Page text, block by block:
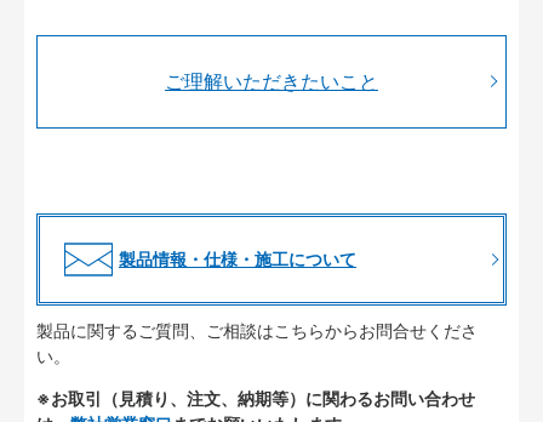
ご理解いただきたいこと
製品情報・仕様・施工について
製品に関するご質問、ご相談はこちらからお問合せくださ
い。
※お取引（見積り、注文、納期等）に関わるお問い合わせ